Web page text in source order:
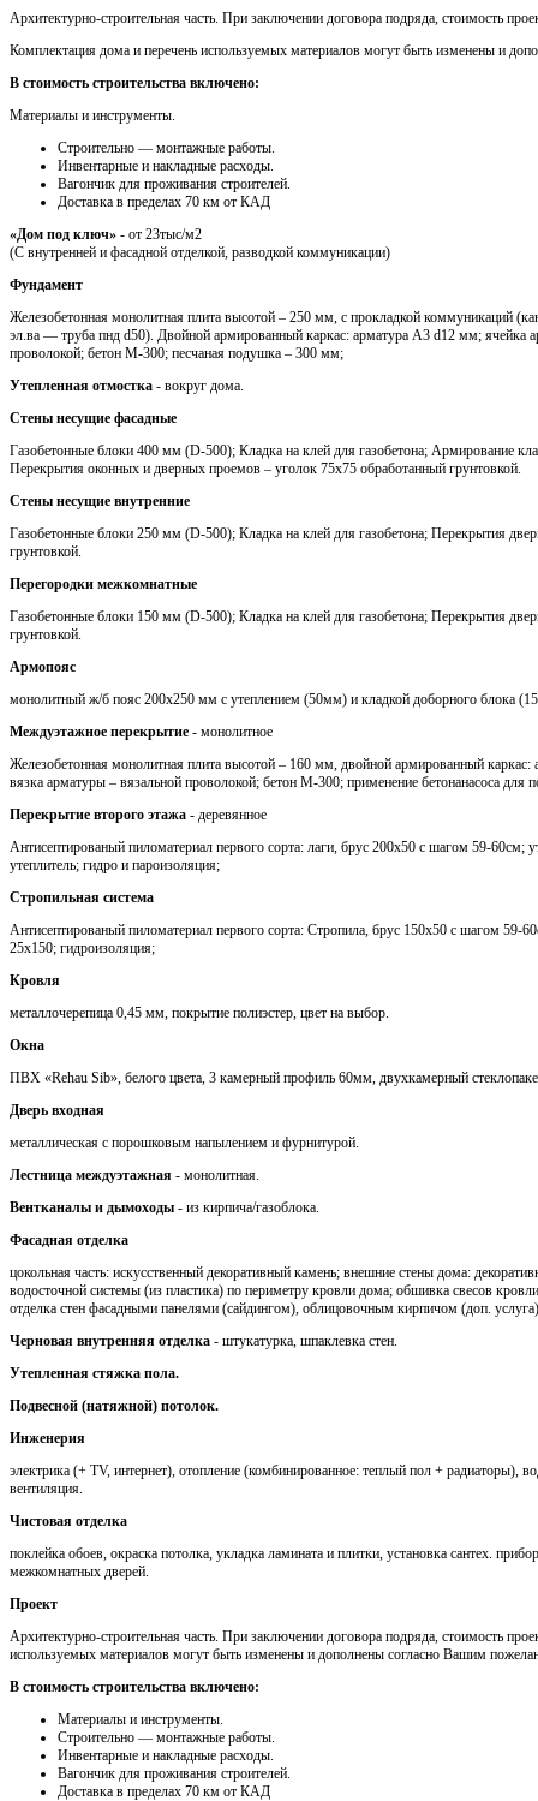
Архитектурно-строительная часть. При заключении договора подряда, стоимость
Комплектация дома и перечень используемых материалов могут быть изменены и
В стоимость строительства включено:
Материалы и инструменты.
Cтроительно — монтажные работы.
Инвентарные и накладные расходы.
Вагончик для проживания строителей.
Доставка в пределах 70 км от КАД
«Дом под ключ» - от 23тыс/м2
(С внутренней и фасадной отделкой, разводкой коммуникации)
Фундамент
Железобетонная монолитная плита высотой – 250 мм, с прокладкой коммуникаций
эл.ва — труба пнд d50). Двойной армированный каркас: арматура A3 d12 мм; ячейка
проволокой; бетон М-300; песчаная подушка – 300 мм;
Утепленная отмостка - вокруг дома.
Стены несущие фасадные
Газобетонные блоки 400 мм (D-500); Кладка на клей для газобетона; Армирование
Перекрытия оконных и дверных проемов – уголок 75х75 обработанный грунтовкой.
Стены несущие внутренние
Газобетонные блоки 250 мм (D-500); Кладка на клей для газобетона; Перекрытия
грунтовкой.
Перегородки межкомнатные
Газобетонные блоки 150 мм (D-500); Кладка на клей для газобетона; Перекрытия
грунтовкой.
Армопояс
монолитный ж/б пояс 200х250 мм с утеплением (50мм) и кладкой доборного блока
Междуэтажное перекрытие - монолитное
Железобетонная монолитная плита высотой – 160 мм, двойной армированный
вязка арматуры – вязальной проволокой; бетон М-300; применение бетонанасоса для
Перекрытие второго этажа - деревянное
Антисептированый пиломатериал первого сорта: лаги, брус 200х50 с шагом 59-
утеплитель; гидро и пароизоляция;
Стропильная система
Антисептированый пиломатериал первого сорта: Стропила, брус 150х50 с шагом 59-
25х150; гидроизоляция;
Кровля
металлочерепица 0,45 мм, покрытие полиэстер, цвет на выбор.
Окна
ПВХ «Rehau Sib», белого цвета, 3 камерный профиль 60мм, двухкамерный
Дверь входная
металлическая с порошковым напылением и фурнитурой.
Лестница междуэтажная - монолитная.
Вентканалы и дымоходы - из кирпича/газоблока.
Фасадная отделка
цокольная часть: искусственный декоративный камень; внешние стены дома:
водосточной системы (из пластика) по периметру кровли дома; обшивка свесов
отделка стен фасадными панелями (сайдингом), облицовочным кирпичом (доп.
Черновая внутренняя отделка - штукатурка, шпаклевка стен.
Утепленная стяжка пола.
Подвесной (натяжной) потолок.
Инженерия
электрика (+ TV, интернет), отопление (комбинированное: теплый пол + радиаторы),
вентиляция.
Чистовая отделка
поклейка обоев, окраска потолка, укладка ламината и плитки, установка сантех.
межкомнатных дверей.
Проект
Архитектурно-строительная часть. При заключении договора подряда, стоимость
используемых материалов могут быть изменены и дополнены согласно Вашим
В стоимость строительства включено:
Материалы и инструменты.
Cтроительно — монтажные работы.
Инвентарные и накладные расходы.
Вагончик для проживания строителей.
Доставка в пределах 70 км от КАД